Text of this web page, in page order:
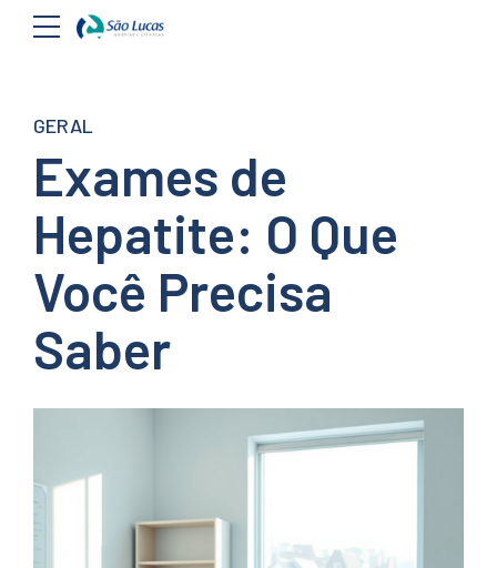
GERAL
Exames de
Hepatite: O Que
Você Precisa
Saber